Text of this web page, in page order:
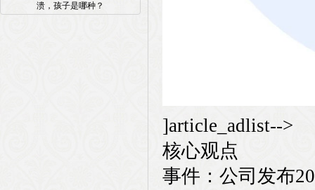
溃，孩子是哪种？
]article_adlist-->
核心观点
事件：公司发布